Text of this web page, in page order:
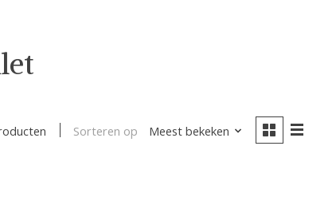
Sorteren op Meest bekeken